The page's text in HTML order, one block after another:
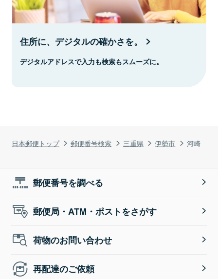
日本郵便トップ 郵便番号検索 三重県 伊勢市 河崎
住所に、デジタルの確かさを。
デジタルアドレスで入力も検索もスムーズに。
郵便番号を調べる
郵便局・ATM・ポストをさがす
荷物のお問い合わせ
再配達のご依頼